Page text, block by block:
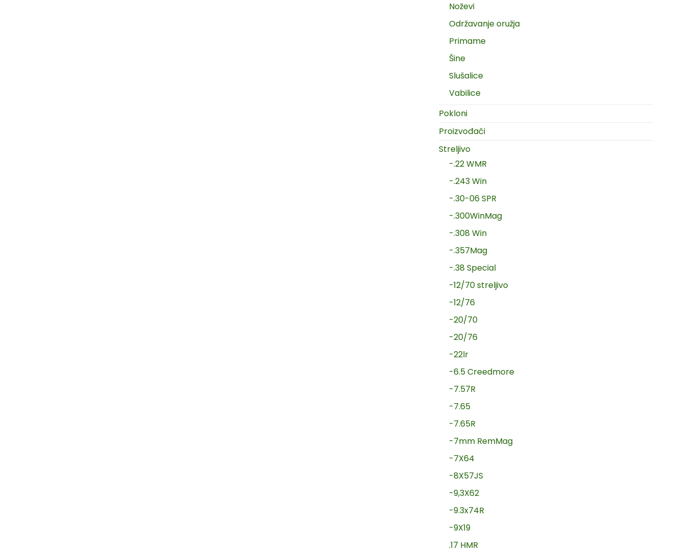
Noževi
Održavanje oružja
Primame
Šine
Slušalice
Vabilice
Pokloni
Proizvođači
Streljivo
-.22 WMR
-.243 Win
-.30-06 SPR
-.300WinMag
-.308 Win
-.357Mag
-.38 Special
-12/70 streljivo
-12/76
-20/70
-20/76
-22lr
-6.5 Creedmore
-7.57R
-7.65
-7.65R
-7mm RemMag
-7X64
-8X57JS
-9,3X62
-9.3x74R
-9X19
.17 HMR